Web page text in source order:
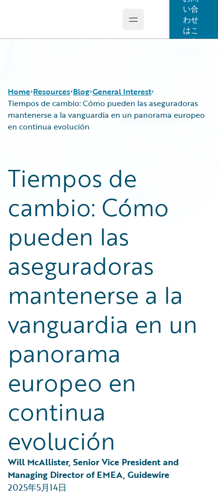
Open main menu
い合
わせ
はこ
ちら
Home Resources
Blog
Help and Support
Insurance Technology FAQ
Blog
Customer Viewpoint
Developers
General Interest
Intelligent Experience
Technology
Trends
General Interest
Tiempos de cambio: Cómo pueden las aseguradoras
mantenerse a la vanguardia en un panorama europeo
en continua evolución
Tiempos de
cambio: Cómo
pueden las
aseguradoras
mantenerse a la
vanguardia en un
panorama
europeo en
continua
evolución
Will McAllister, Senior Vice President and
Managing Director of EMEA, Guidewire
2025年5月14日